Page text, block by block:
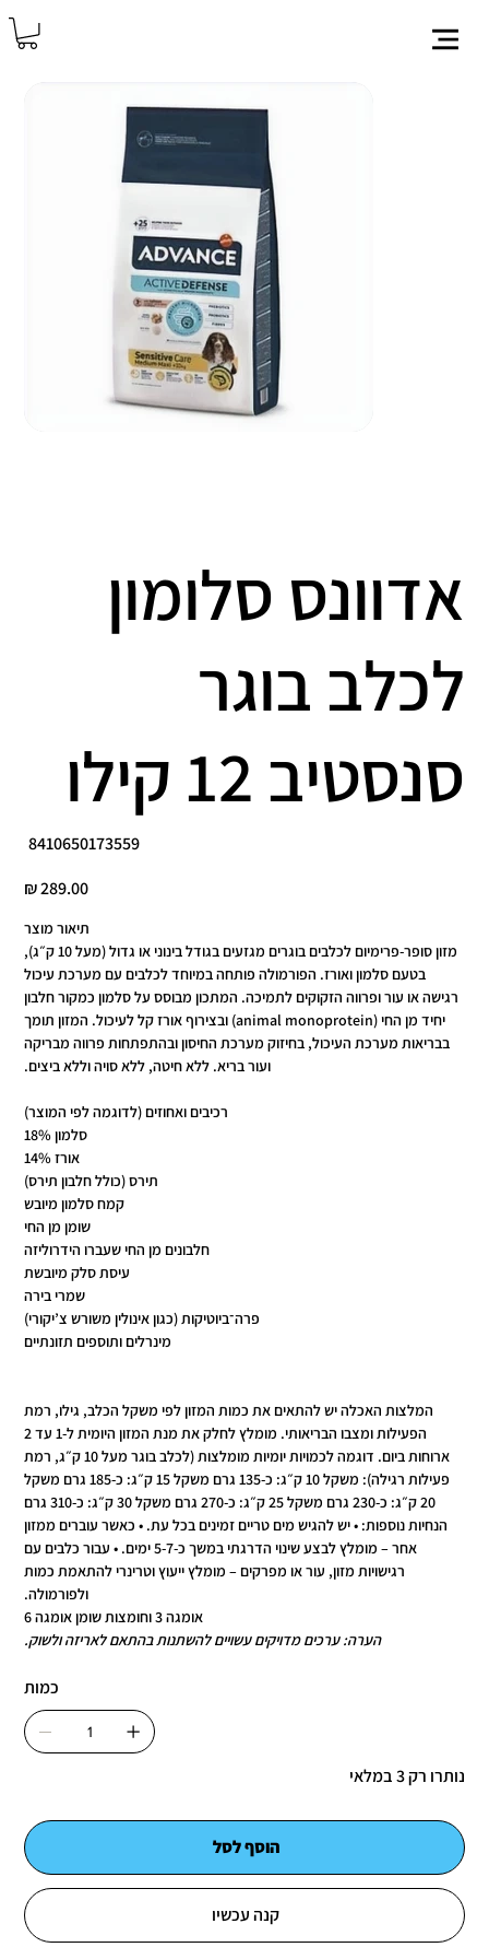
אדוונס סלומון
לכלב בוגר
סנסטיב 12 קילו
8410650173559
8410650173559
תיאור מוצר
מזון סופר-פרימיום לכלבים בוגרים מגזעים בגודל בינוני או גדול (מעל 10 ק״ג),
בטעם סלמון ואורז. הפורמולה פותחה במיוחד לכלבים עם מערכת עיכול
רגישה או עור ופרווה הזקוקים לתמיכה. המתכון מבוסס על סלמון כמקור חלבון
יחיד מן החי (animal monoprotein) ובצירוף אורז קל לעיכול. המזון תומך
בבריאות מערכת העיכול, בחיזוק מערכת החיסון ובהתפתחות פרווה מבריקה
ועור בריא. ללא חיטה, ללא סויה וללא ביצים.
רכיבים ואחוזים (לדוגמה לפי המוצר)
סלמון 18%
אורז 14%
תירס (כולל חלבון תירס)
קמח סלמון מיובש
שומן מן החי
חלבונים מן החי שעברו הידרוליזה
עיסת סלק מיובשת
שמרי בירה
פרה־ביוטיקות (כגון אינולין משורש צ’יקורי)
מינרלים ותוספים תזונתיים
המלצות האכלה יש להתאים את כמות המזון לפי משקל הכלב, גילו, רמת
הפעילות ומצבו הבריאותי. מומלץ לחלק את מנת המזון היומית ל-1 עד 2
ארוחות ביום. דוגמה לכמויות יומיות מומלצות (לכלב בוגר מעל 10 ק״ג, רמת
פעילות רגילה): משקל 10 ק״ג: כ-135 גרם משקל 15 ק״ג: כ-185 גרם משקל
20 ק״ג: כ-230 גרם משקל 25 ק״ג: כ-270 גרם משקל 30 ק״ג: כ-310 גרם
הנחיות נוספות: • יש להגיש מים טריים זמינים בכל עת. • כאשר עוברים ממזון
אחר – מומלץ לבצע שינוי הדרגתי במשך כ-5-7 ימים. • עבור כלבים עם
רגישויות מזון, עור או מפרקים – מומלץ ייעוץ וטרינרי להתאמת כמות
ולפורמולה.
אומגה 3 וחומצות שומן אומגה 6
הערה: ערכים מדויקים עשויים להשתנות בהתאם לאריזה ולשוק.
כמות
נותרו רק 3 במלאי
הוסף לסל
קנה עכשיו